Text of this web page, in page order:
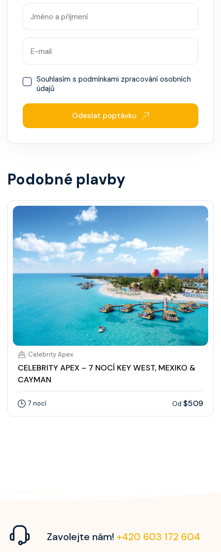
Souhlasím s podmínkami zpracování osobních
údajů
Odeslat poptávku
Podobné plavby
Celebrity Apex
CELEBRITY APEX – 7 NOCÍ KEY WEST, MEXIKO &
CAYMAN
7 nocí Od $509
Zavolejte nám! +420 603 172 604